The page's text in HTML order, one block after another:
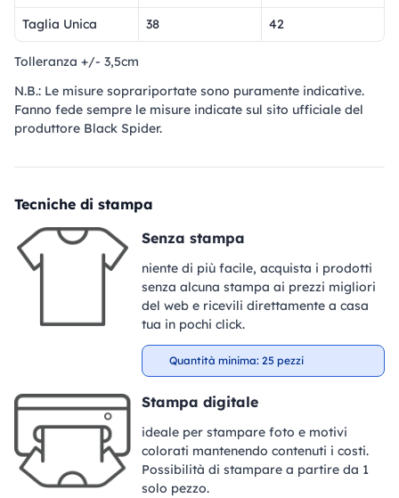
Taglia Unica 38 42
Tolleranza +/- 3,5cm
N.B.: Le misure soprariportate sono puramente indicative.
Fanno fede sempre le misure indicate sul sito ufficiale del
produttore Black Spider.
Tecniche di stampa
Senza stampa
niente di più facile, acquista i prodotti
senza alcuna stampa ai prezzi migliori
del web e ricevili direttamente a casa
tua in pochi click.
Quantità minima: 25 pezzi
Stampa digitale
ideale per stampare foto e motivi
colorati mantenendo contenuti i costi.
Possibilità di stampare a partire da 1
solo pezzo.